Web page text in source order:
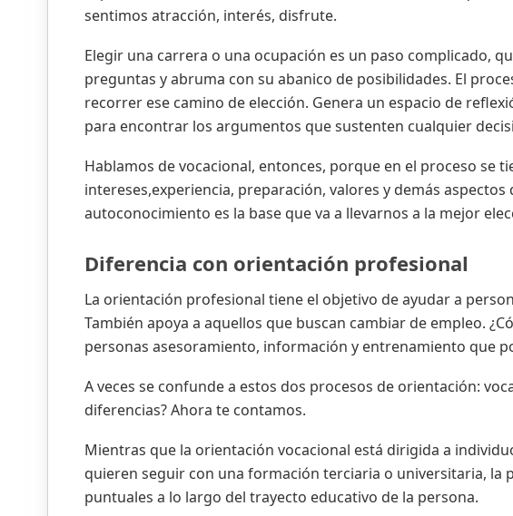
sentimos atracción, interés, disfrute.
Elegir una carrera o una ocupación es un paso complicado,
preguntas y abruma con su abanico de posibilidades. El
recorrer ese camino de elección. Genera un espacio de
para encontrar los argumentos que sustenten cualquier
Hablamos de vocacional, entonces, porque en el proceso se
intereses,experiencia, preparación, valores y demás
autoconocimiento es la base que va a llevarnos a la mejor
Diferencia con orientación profesional
La orientación profesional tiene el objetivo de ayudar a
También apoya a aquellos que buscan cambiar de empleo.
personas asesoramiento, información y entrenamiento que
A veces se confunde a estos dos procesos de orientación:
diferencias? Ahora te contamos.
Mientras que la orientación vocacional está dirigida a
quieren seguir con una formación terciaria o universitaria, la
puntuales a lo largo del trayecto educativo de la persona.